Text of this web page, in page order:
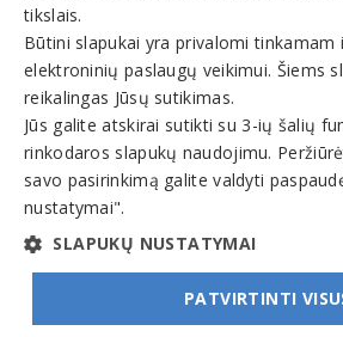
Teisinis statusas: išregistruotas
Veiklos sritys
Rankdarbiai
© INFOMINTA, UAB. Visos teisės saugomos.
info@1551.info
tikslais.
Būtini slapukai yra privalomi
elektroninių paslaugų veikimui. Šiems
reikalingas Jūsų sutikimas.
Jūs galite atskirai sutikti su 3-ių šalių
rinkodaros slapukų naudojimu.
savo pasirinkimą galite valdyti
nustatymai".
SLAPUKŲ NUSTATYMAI
PATVIRTINTI